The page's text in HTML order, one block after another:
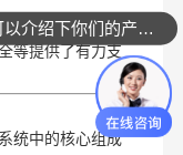
心设备，为优化
等提供了有力支
统中的核心组成
你们是怎么收费的呢？